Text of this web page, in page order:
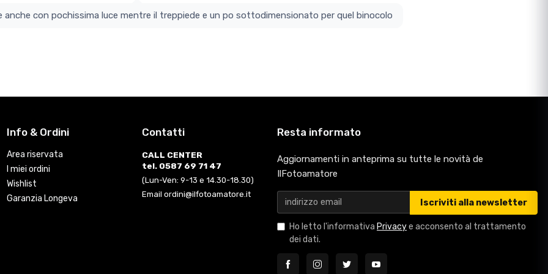
e perfetto si vede anche con pochissima luce mentre il treppiede e un po sottodimensionato per quel binocolo
Info & Ordini
Area riservata
I miei ordini
Wishlist
Garanzia Longeva
Contatti
CALL CENTER
tel. 0587 69 71 47
(Lun-Ven: 9-13 e 14.30-18.30)
Email ordini@ilfotoamatore.it
Resta informato
Aggiornamenti in anteprima su tutte le novità de
IlFotoamatore
Iscriviti alla newsletter
Ho letto l'informativa Privacye acconsento al trattamento
dei dati.